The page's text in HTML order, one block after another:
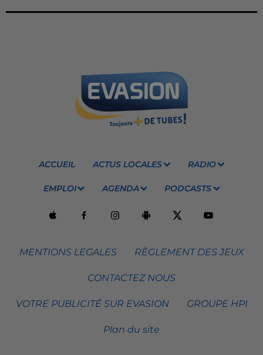
ACCUEIL ACTUS LOCALES RADIO
EMPLOI AGENDA PODCASTS
MENTIONS LEGALES RÈGLEMENT DES JEUX
CONTACTEZ NOUS
VOTRE PUBLICITÉ SUR EVASION GROUPE HPI
Plan du site